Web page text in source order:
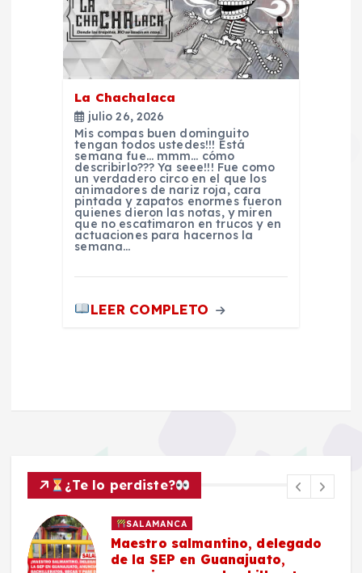
La Chachalaca
julio 26, 2026
Mis compas buen dominguito
tengan todos ustedes!!! Está
semana fue… mmm… cómo
describirlo??? Ya seee!!! Fue como
un verdadero circo en el que los
animadores de nariz roja, cara
pintada y zapatos enormes fueron
quienes dieron las notas, y miren
que no escatimaron en trucos y en
actuaciones para hacernos la
semana…
LEER COMPLETO
¿Te lo perdiste?
delegado
Masculino es
vida en Praderas del Sol